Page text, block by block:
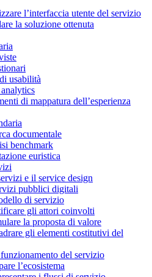
l’interfaccia utente del servizio
la soluzione ottenuta
usabilità
di mappatura dell’esperienza
documentale
benchmark
euristica
e il service design
pubblici digitali
di servizio
gli attori coinvolti
la proposta di valore
gli elementi costitutivi del
del servizio
l’ecosistema